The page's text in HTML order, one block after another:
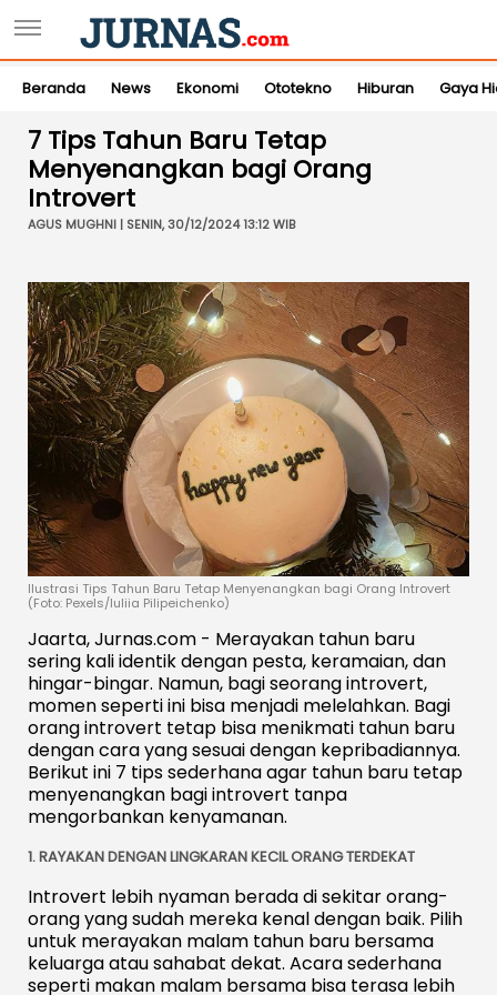
Beranda News Ekonomi Ototekno Hiburan Gaya
7 Tips Tahun Baru Tetap
Menyenangkan bagi Orang
Introvert
AGUS MUGHNI | SENIN, 30/12/2024 13:12 WIB
Ilustrasi Tips Tahun Baru Tetap Menyenangkan bagi Orang Introvert
(Foto: Pexels/Iuliia Pilipeichenko)
Jaarta, Jurnas.com - Merayakan tahun baru
sering kali identik dengan pesta, keramaian, dan
hingar-bingar. Namun, bagi seorang introvert,
momen seperti ini bisa menjadi melelahkan. Bagi
orang introvert tetap bisa menikmati tahun baru
dengan cara yang sesuai dengan kepribadiannya.
Berikut ini 7 tips sederhana agar tahun baru tetap
menyenangkan bagi introvert tanpa
mengorbankan kenyamanan.
1. RAYAKAN DENGAN LINGKARAN KECIL ORANG TERDEKAT
Introvert lebih nyaman berada di sekitar orang-
orang yang sudah mereka kenal dengan baik. Pilih
untuk merayakan malam tahun baru bersama
keluarga atau sahabat dekat. Acara sederhana
seperti makan malam bersama bisa terasa lebih